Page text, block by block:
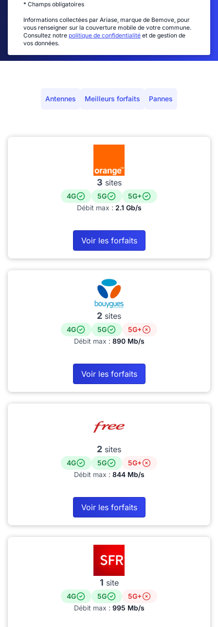
* Champs obligatoires
Informations collectées par Ariase, marque de Bemove, pour
vous renseigner sur la couverture mobile de votre commune.
Consultez notre politique de confidentialité et de gestion de
vos données.
Antennes Meilleurs forfaits Pannes
3 sites
4G 5G
5G+
Débit max : 2.1 Gb/s
Voir les forfaits
2 sites
4G 5G
5G+
Débit max : 890 Mb/s
Voir les forfaits
2 sites
4G 5G
5G+
Débit max : 844 Mb/s
Voir les forfaits
1 site
4G 5G
5G+
Débit max : 995 Mb/s